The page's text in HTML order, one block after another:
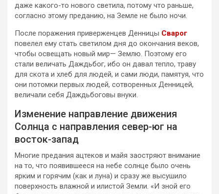
даже какого-то нового светила, потому что раньше,
согласно этому преданию, на Земле не было ночи.
После поражения приверженцев Денницы Сварог
повелел ему стать светилом дня до окончания веков,
чтобы освещать новый мир— Землю. Поэтому его
стали величать Даждьбог, ибо он давал тепло, траву
для скота и хлеб для людей, и сами люди, памятуя, что
они потомки первых людей, сотворенных Денницей,
величали себя Даждьбоговы внуки.
Изменение направление движения
Солнца с направления север-юг на
восток-запад
Многие предания ацтеков и майя заостряют внимание
на то, что появившееся на небе солнце было очень
ярким и горячим (как и луна) и сразу же высушило
поверхность влажной и илистой Земли. «И зной его